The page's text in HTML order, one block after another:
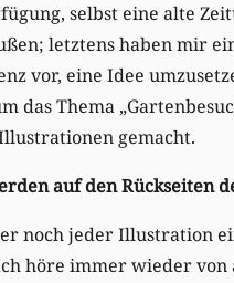
selbst eine alte
letztens haben mir
vor, eine Idee
das Thema
gemacht.
auf den Rückseiten
noch jeder Illustration
höre immer wieder